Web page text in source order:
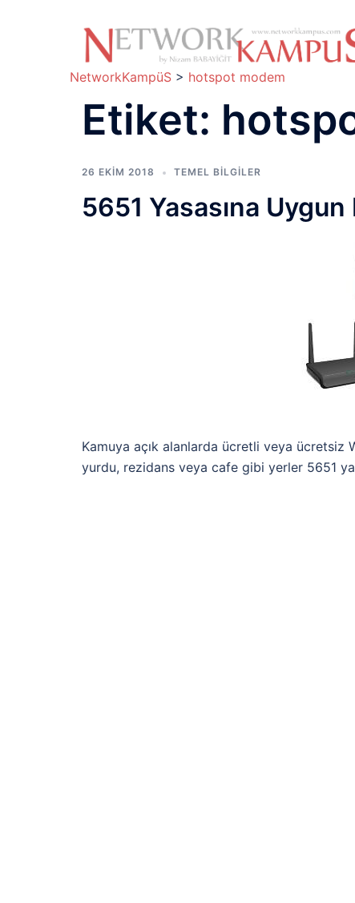
NetworkKampüS > hotspot modem
Etiket:
26 EKIM 2018 TEMEL BİLGİLER
5651 Yasasına
Kamuya açık alanlarda ücretli veya
yurdu, rezidans veya cafe gibi yerler 5651